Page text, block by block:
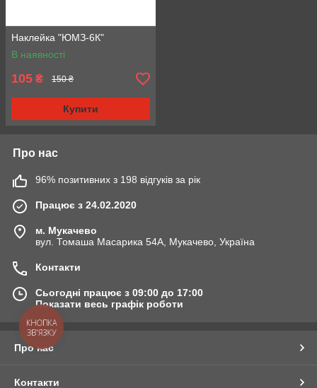
Наклейка "ЮМЗ-6К"
В наявності
105 ₴ 150 ₴
Купити
Про нас
96% позитивних з 198 відгуків за рік
Працює з 24.02.2020
м. Мукачево
вул. Томаша Масарика 54А, Мукачево, Україна
Контакти
Сьогодні працює з 09:00 до 17:00
Показати весь графік роботи
Про нас
Контакти
КНОПКА
ЗВ'ЯЗКУ